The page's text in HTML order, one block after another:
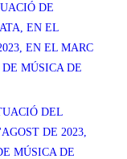
DE
EN EL
EN EL MARC
MÚSICA DE
DEL
DE 2023,
MÚSICA DE